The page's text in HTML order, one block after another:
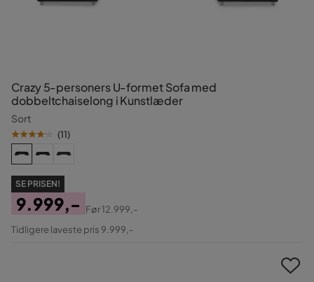
Crazy 5-personers U-formet Sofa med
dobbeltchaiselong i Kunstlæder
Sort
(11)
SE PRISEN!
Pris
9.999,-
Original
Før12.999,-
Tidligere laveste pris 9.999,-